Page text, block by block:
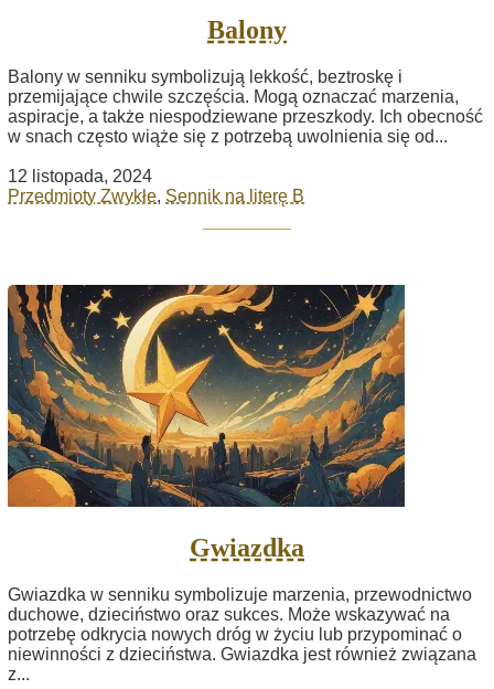
Balony
Balony w senniku symbolizują lekkość, beztroskę i
przemijające chwile szczęścia. Mogą oznaczać marzenia,
aspiracje, a także niespodziewane przeszkody. Ich obecność
w snach często wiąże się z potrzebą uwolnienia się od...
12 listopada, 2024
Przedmioty Zwykłe, Sennik na literę B
Gwiazdka
Gwiazdka w senniku symbolizuje marzenia, przewodnictwo
duchowe, dzieciństwo oraz sukces. Może wskazywać na
potrzebę odkrycia nowych dróg w życiu lub przypominać o
niewinności z dzieciństwa. Gwiazdka jest również związana
z...